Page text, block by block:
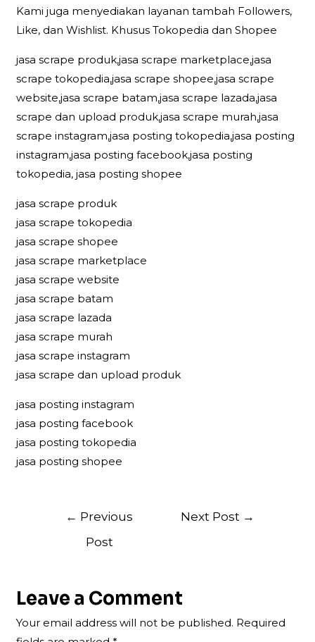
Kami juga menyediakan layanan tambah Followers,
Like, dan Wishlist. Khusus Tokopedia dan Shopee
jasa scrape produk,jasa scrape marketplace,jasa
scrape tokopedia,jasa scrape shopee,jasa scrape
website,jasa scrape batam,jasa scrape lazada,jasa
scrape dan upload produk,jasa scrape murah,jasa
scrape instagram,jasa posting tokopedia,jasa posting
instagram,jasa posting facebook,jasa posting
tokopedia, jasa posting shopee
jasa scrape produk
jasa scrape tokopedia
jasa scrape shopee
jasa scrape marketplace
jasa scrape website
jasa scrape batam
jasa scrape lazada
jasa scrape murah
jasa scrape instagram
jasa scrape dan upload produk
jasa posting instagram
jasa posting facebook
jasa posting tokopedia
jasa posting shopee
Post
navigation
← Previous
Post
Next Post →
Leave a Comment
Your email address will not be published. Required